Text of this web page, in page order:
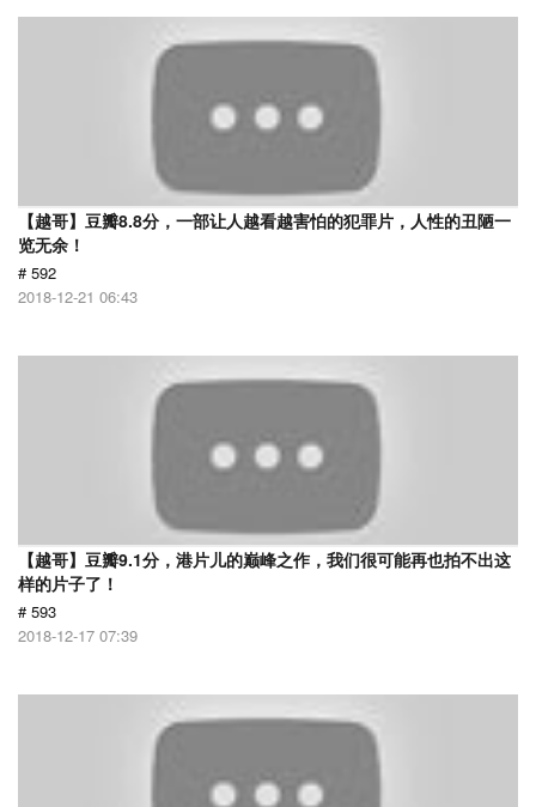
【越哥】豆瓣8.8分，一部让人越看越害怕的犯罪片，人性的丑陋一
览无余！
# 592
2018-12-21 06:43
【越哥】豆瓣9.1分，港片儿的巅峰之作，我们很可能再也拍不出这
样的片子了！
# 593
2018-12-17 07:39